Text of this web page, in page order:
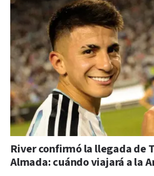
River confirmó la llegada de
Almada: cuándo viajará a la